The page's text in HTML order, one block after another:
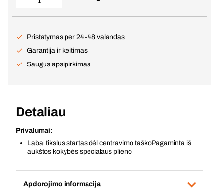
Pristatymas per 24-48 valandas
Garantija ir keitimas
Saugus apsipirkimas
Detaliau
Privalumai:
Labai tikslus startas dėl centravimo taškoPagaminta iš
aukštos kokybės specialaus plieno
Apdorojimo informacija